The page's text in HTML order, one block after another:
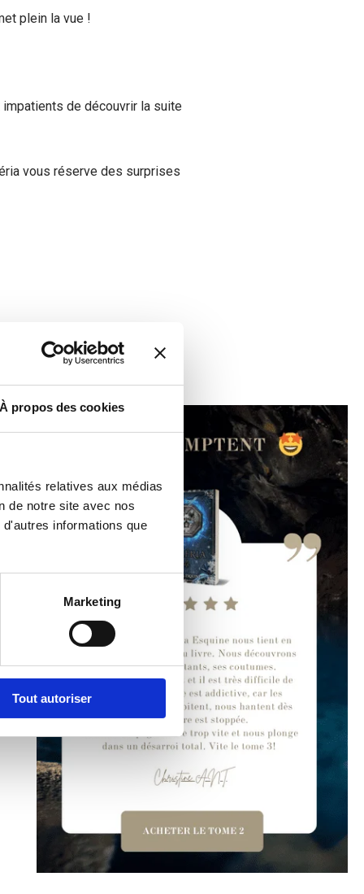
À propos des cookies
relatives aux médias
de notre site avec nos
informations que
Marketing
Tout autoriser
plein la vue !
impatients de découvrir la suite
vous réserve des surprises